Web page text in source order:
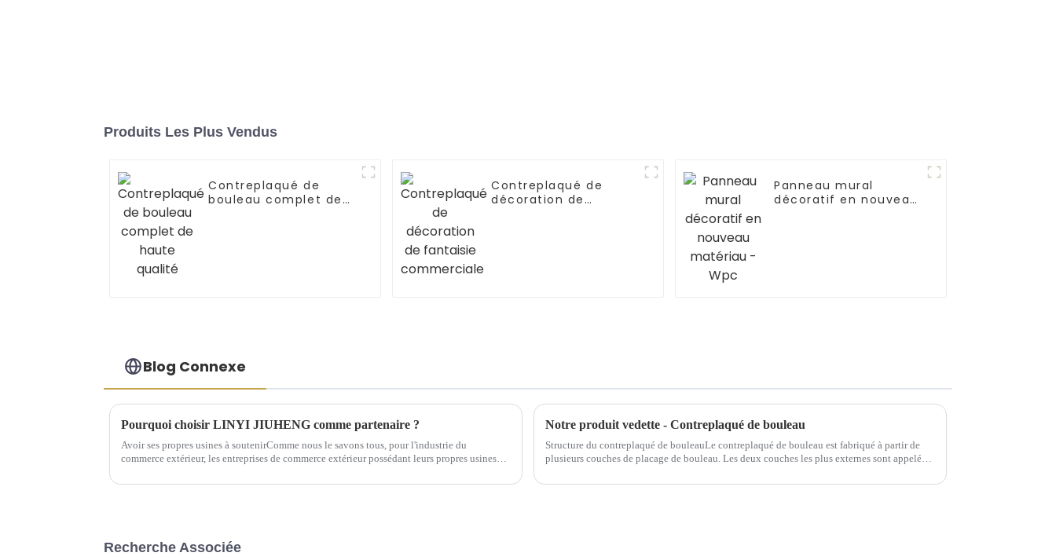
Produits Les Plus Vendus
Contreplaqué de
bouleau complet de
Contreplaqué de
décoration de
Panneau mural
décoratif en nouveau
Blog Connexe
Pourquoi choisir LINYI JIUHENG comme partenaire ?
Avoir ses propres usines à soutenirComme nous le savons tous, pour l'industrie du
commerce extérieur, les entreprises de commerce extérieur possédant leurs propres usines
Notre produit vedette - Contreplaqué de bouleau
Structure du contreplaqué de bouleauLe contreplaqué de bouleau est fabriqué à partir de
plusieurs couches de placage de bouleau. Les deux couches les plus externes sont appelées
Recherche Associée